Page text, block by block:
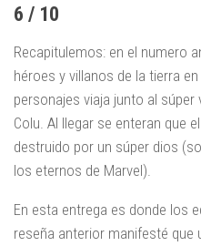
6 / 10
Recapitulemos: en el numero
héroes y villanos de la tierra
personajes viaja junto al
Colu. Al llegar se enteran que
destruido por un súper dios
los eternos de Marvel).
En esta entrega es donde los
reseña anterior manifesté que